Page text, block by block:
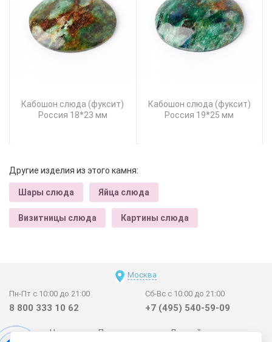
Кабошон слюда (фуксит)
Россия 18*23 мм
Кабошон слюда (фуксит)
Россия 19*25 мм
Другие изделия из этого камня:
Шары слюда Яйца слюда
Визитницы слюда Картины слюда
Москва
Пн-Пт с 10:00 до 21:00
8 800 333 10 62
Сб-Вс с 10:00 до 21:00
+7 (495) 540-59-09
Новинки Поставщикам Личный счет